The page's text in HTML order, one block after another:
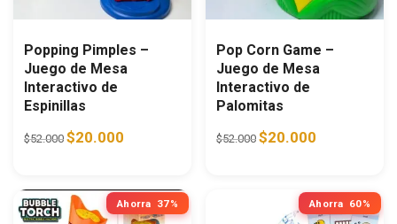
Popping Pimples –
Juego de Mesa
Interactivo de
Espinillas
$52.000 Original price was: $52.000.
$20.000 Current price is: $20.000.
Pop Corn Game –
Juego de Mesa
Interactivo de
Palomitas
$52.000 Original price was:
$20.000
Ahorra 37% Ahorra 60%